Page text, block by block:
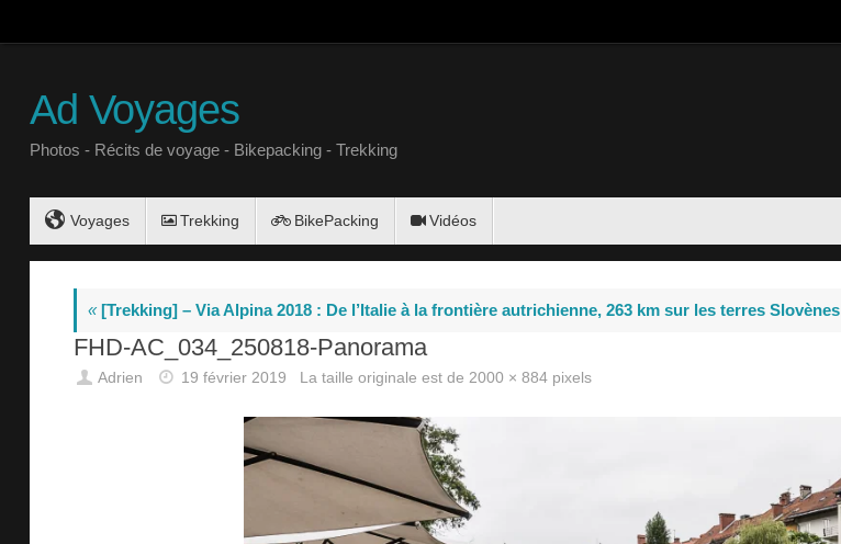
Ad Voyages
Photos - Récits de voyage - Bikepacking - Trekking
Voyages Trekking BikePacking Vidéos
«[Trekking] – Via Alpina 2018 : De l’Italie à la frontière autrichienne, 263 km sur les terres Slovènes
FHD-AC_034_250818-Panorama
Adrien 19 février 2019 La taille originale est de2000 × 884 pixels